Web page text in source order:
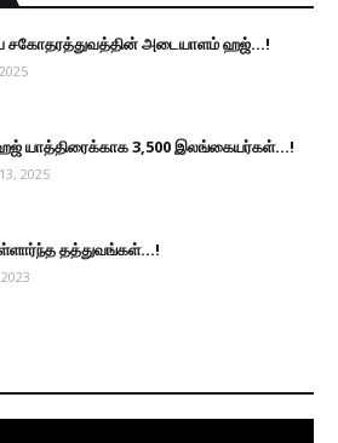
சகோதரத்துவத்தின் அடையாளம் ஹஜ்...!
யாத்திரைக்காக 3,500 இலங்கையர்கள்...!
2025
தத்துவங்கள்...!